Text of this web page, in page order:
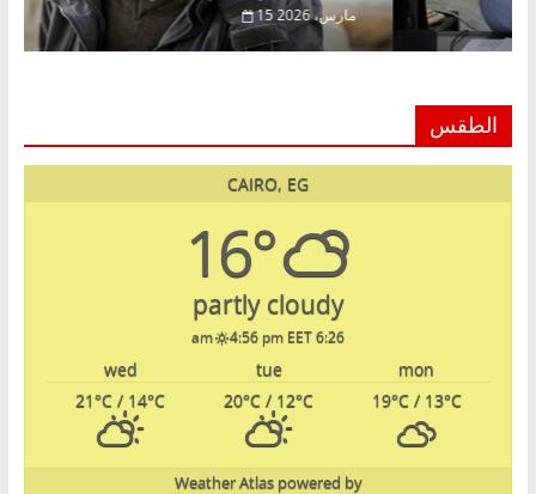
15 مارس، 2026
الطقس
CAIRO, EG
16°
partly cloudy
6:26 am
4:56 pm EET
mon
tue
wed
19°C/ 13°C
20°C / 12°C
21°C / 14°C
powered by
Weather Atlas